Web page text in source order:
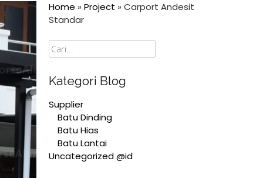
Home » Project » Carport Andesit
Standar
Cari
Kategori Blog
Supplier
Batu Dinding
Batu Hias
Batu Lantai
Uncategorized @id